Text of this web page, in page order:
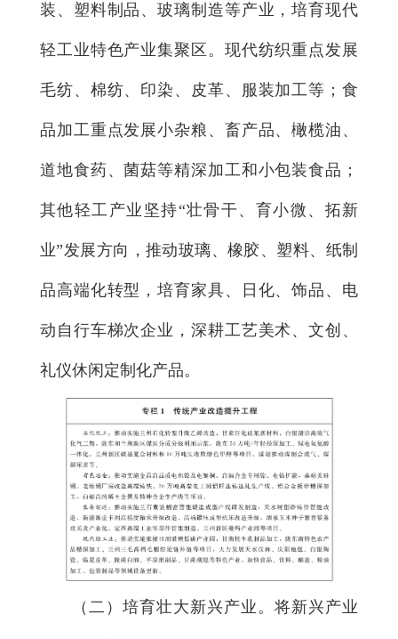
装、塑料制品、玻璃制造等产业，培育现代
轻工业特色产业集聚区。现代纺织重点发展
毛纺、棉纺、印染、皮革、服装加工等；食
品加工重点发展小杂粮、畜产品、橄榄油、
道地食药、菌菇等精深加工和小包装食品；
其他轻工产业坚持“壮骨干、育小微、拓新
业”发展方向，推动玻璃、橡胶、塑料、纸制
品高端化转型，培育家具、日化、饰品、电
动自行车梯次企业，深耕工艺美术、文创、
礼仪休闲定制化产品。
（二）培育壮大新兴产业。 将新兴产业